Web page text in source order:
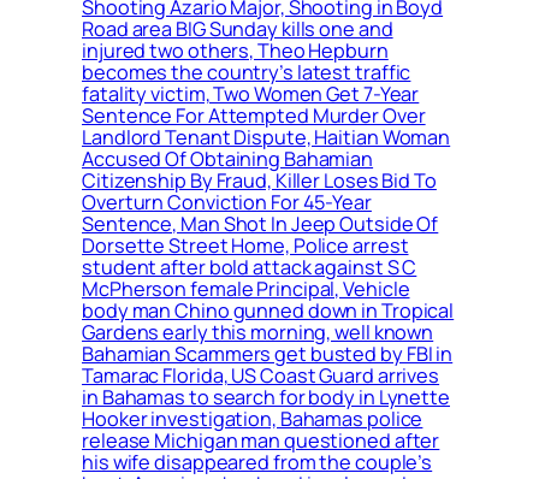
Shooting Azario Major, Shooting in Boyd
Road area BIG Sunday kills one and
injured two others, Theo Hepburn
becomes the country’s latest traffic
fatality victim, Two Women Get 7-Year
Sentence For Attempted Murder Over
Landlord Tenant Dispute, Haitian Woman
Accused Of Obtaining Bahamian
Citizenship By Fraud, Killer Loses Bid To
Overturn Conviction For 45-Year
Sentence, Man Shot In Jeep Outside Of
Dorsette Street Home, Police arrest
student after bold attack against S C
McPherson female Principal, Vehicle
body man Chino gunned down in Tropical
Gardens early this morning, well known
Bahamian Scammers get busted by FBI in
Tamarac Florida, US Coast Guard arrives
in Bahamas to search for body in Lynette
Hooker investigation, Bahamas police
release Michigan man questioned after
his wife disappeared from the couple’s